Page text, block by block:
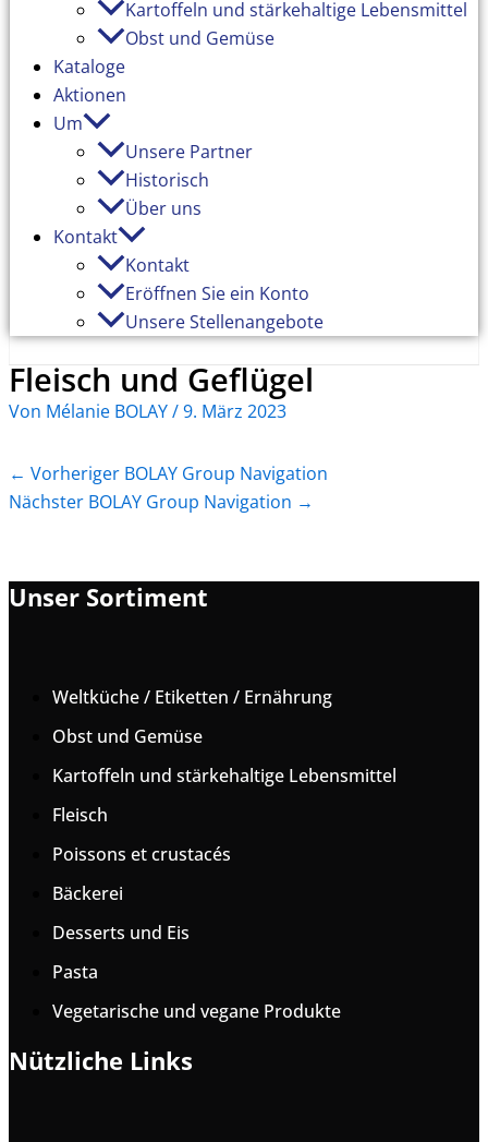
Kartoffeln und stärkehaltige Lebensmittel
Obst und Gemüse
Kataloge
Aktionen
Um
Unsere Partner
Historisch
Über uns
Kontakt
Kontakt
Eröffnen Sie ein Konto
Unsere Stellenangebote
Fleisch und Geflügel
Von Mélanie BOLAY/9. März 2023
← Vorheriger BOLAY Group Navigation
Nächster BOLAY Group Navigation →
Unser Sortiment
Weltküche / Etiketten / Ernährung
Obst und Gemüse
Kartoffeln und stärkehaltige Lebensmittel
Fleisch
Poissons et crustacés
Bäckerei
Desserts und Eis
Pasta
Vegetarische und vegane Produkte
Nützliche Links